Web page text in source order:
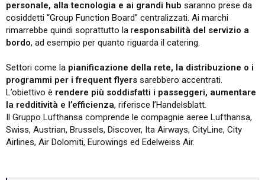
personale, alla tecnologia e ai grandi hub saranno prese da
cosiddetti “Group Function Board” centralizzati. Ai marchi
rimarrebbe quindi soprattutto la responsabilità del servizio a
bordo, ad esempio per quanto riguarda il catering.
Settori come la pianificazione della rete, la distribuzione o i
programmi per i frequent flyers sarebbero accentrati.
L’obiettivo è rendere più soddisfatti i passeggeri, aumentare
la redditività e l’efficienza, riferisce l’Handelsblatt.
Il Gruppo Lufthansa comprende le compagnie aeree Lufthansa,
Swiss, Austrian, Brussels, Discover, Ita Airways, CityLine, City
Airlines, Air Dolomiti, Eurowings ed Edelweiss Air.